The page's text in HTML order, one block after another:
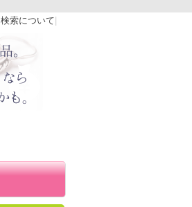
検索について